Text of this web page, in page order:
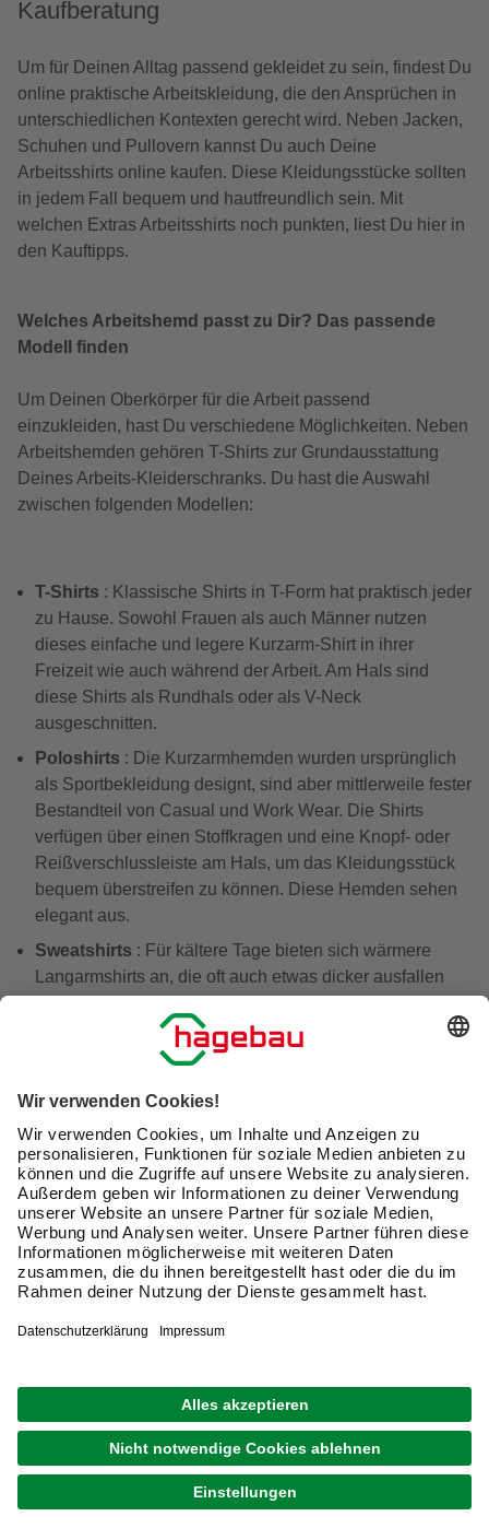
Kaufberatung
Um für Deinen Alltag passend gekleidet zu sein, findest Du
online praktische Arbeitskleidung, die den Ansprüchen in
unterschiedlichen Kontexten gerecht wird. Neben Jacken,
Schuhen und Pullovern kannst Du auch Deine
Arbeitsshirts online kaufen. Diese Kleidungsstücke sollten
in jedem Fall bequem und hautfreundlich sein. Mit
welchen Extras Arbeitsshirts noch punkten, liest Du hier in
den Kauftipps.
Welches Arbeitshemd passt zu Dir? Das passende
Modell finden
Um Deinen Oberkörper für die Arbeit passend
einzukleiden, hast Du verschiedene Möglichkeiten. Neben
Arbeitshemden gehören T-Shirts zur Grundausstattung
Deines Arbeits-Kleiderschranks. Du hast die Auswahl
zwischen folgenden Modellen:
T-Shirts : Klassische Shirts in T-Form hat praktisch jeder
zu Hause. Sowohl Frauen als auch Männer nutzen
dieses einfache und legere Kurzarm-Shirt in ihrer
Freizeit wie auch während der Arbeit. Am Hals sind
diese Shirts als Rundhals oder als V-Neck
ausgeschnitten.
Poloshirts : Die Kurzarmhemden wurden ursprünglich
als Sportbekleidung designt, sind aber mittlerweile fester
Bestandteil von Casual und Work Wear. Die Shirts
verfügen über einen Stoffkragen und eine Knopf- oder
Reißverschlussleiste am Hals, um das Kleidungsstück
bequem überstreifen zu können. Diese Hemden sehen
elegant aus.
Sweatshirts : Für kältere Tage bieten sich wärmere
Langarmshirts an, die oft auch etwas dicker ausfallen
Rippbündchen an den Armen und am Hals sind typisch
für langarm Shirts. Alternativ kannst Du auf moderne
Die Shirts sind in verschiedenen Größen für Erwachsene,
Damen wie Herren, für Kinder sowie in neutralen Designs
verfügbar. Die Passform ist meist leger für mehr
Bewegungsfreiheit, sportliche Modelle haben dafür
zusätzlich an den Seiten kurze Schlitze. Besondere
Seitennahtkonstruktionen wie bei den T-Shirts von
Die Materialien: Naturfasern bis hochmoderne
Arbeitsshirts lassen sich aus verschiedenen Materialien
anfertigen. Bei Shirts haben sich insbesondere drei